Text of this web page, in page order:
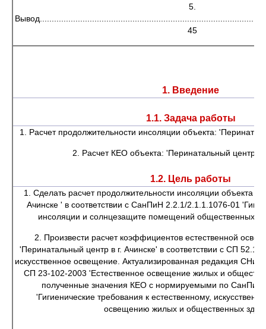
5.
45
1. Введение
1.1. Задача работы
1. Расчет продолжительности инсоляции объекта:
2. Расчет КЕО объекта: 'Перинатальный центр в
1.2. Цель работы
1. Сделать расчет продолжительности инсоляции объекта
Ачинске ' в соответствии с СанПиН 2.2.1/2.1.1.1076-01
инсоляции и солнцезащите помещений общественных
2. Произвести расчет коэффициентов естественной
'Перинатальный центр в г. Ачинске' в соответствии с СП
искусственное освещение. Актуализированная редакция
СП 23-102-2003 'Естественное освещение жилых и
полученные значения КЕО с нормируемыми по СанПиН
'Гигиенические требования к естественному,
освещению жилых и общественных